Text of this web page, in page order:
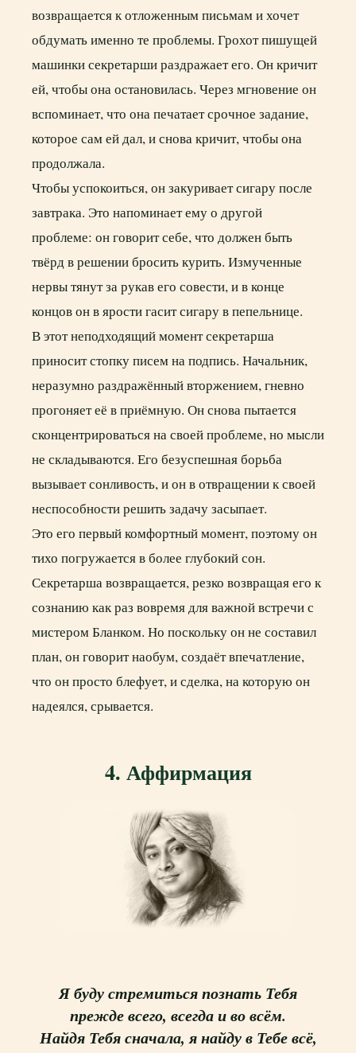
возвращается к отложенным письмам и хочет
обдумать именно те проблемы. Грохот пишущей
машинки секретарши раздражает его. Он кричит
ей, чтобы она остановилась. Через мгновение он
вспоминает, что она печатает срочное задание,
которое сам ей дал, и снова кричит, чтобы она
продолжала.
Чтобы успокоиться, он закуривает сигару после
завтрака. Это напоминает ему о другой
проблеме: он говорит себе, что должен быть
твёрд в решении бросить курить. Измученные
нервы тянут за рукав его совести, и в конце
концов он в ярости гасит сигару в пепельнице.
В этот неподходящий момент секретарша
приносит стопку писем на подпись. Начальник,
неразумно раздражённый вторжением, гневно
прогоняет её в приёмную. Он снова пытается
сконцентрироваться на своей проблеме, но мысли
не складываются. Его безуспешная борьба
вызывает сонливость, и он в отвращении к своей
неспособности решить задачу засыпает.
Это его первый комфортный момент, поэтому он
тихо погружается в более глубокий сон.
Секретарша возвращается, резко возвращая его к
сознанию как раз вовремя для важной встречи с
мистером Бланком. Но поскольку он не составил
план, он говорит наобум, создаёт впечатление,
что он просто блефует, и сделка, на которую он
надеялся, срывается.
4. Аффирмация
Я буду стремиться познать Тебя
прежде всего, всегда и во всём.
Найдя Тебя сначала, я найду в Тебе всё,